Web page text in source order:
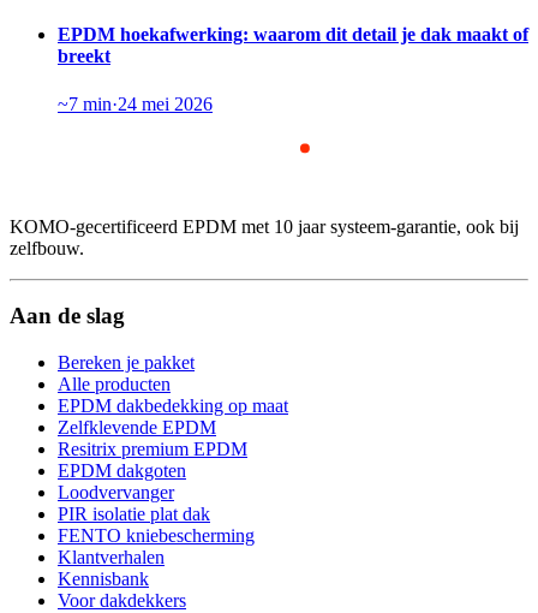
EPDM hoekafwerking: waarom dit detail je dak maakt of
breekt
~7 min·24 mei 2026
KOMO-gecertificeerd EPDM met 10 jaar systeem-garantie, ook bij
zelfbouw.
Aan de slag
Bereken je pakket
Alle producten
EPDM dakbedekking op maat
Zelfklevende EPDM
Resitrix premium EPDM
EPDM dakgoten
Loodvervanger
PIR isolatie plat dak
FENTO kniebescherming
Klantverhalen
Kennisbank
Voor dakdekkers